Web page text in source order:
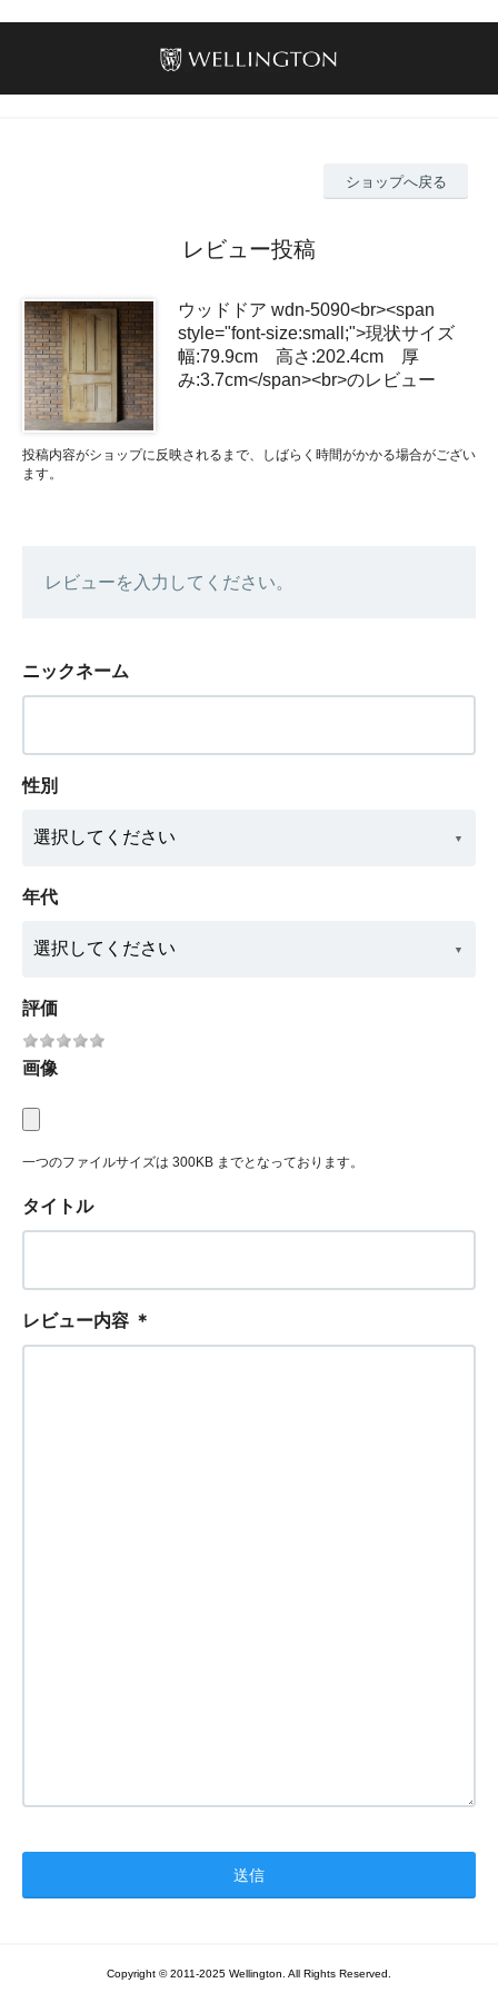
ショップへ戻る
レビュー投稿
ウッドドア wdn-5090<br><span
style="font-size:small;">現状サイズ
幅:79.9cm 高さ:202.4cm 厚
み:3.7cm</span><br>のレビュー
投稿内容がショップに反映されるまで、しばらく時間がかかる場合がござい
ます。
レビューを入力してください。
ニックネーム
性別
年代
評価
画像
一つのファイルサイズは 300KB までとなっております。
タイトル
レビュー内容 ＊
Copyright © 2011-2025 Wellington. All Rights Reserved.